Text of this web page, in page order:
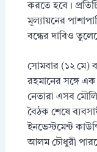
করতে হবে। প্রতিটি
মূল্যায়নের
বন্ধের দাবিও
সোমবার (১২ মে)
রহমানের সঙ্গে এক
নেতারা এসব
বৈঠক শেষে
ইনভেস্টমেন্ট
আলম চৌধুরী